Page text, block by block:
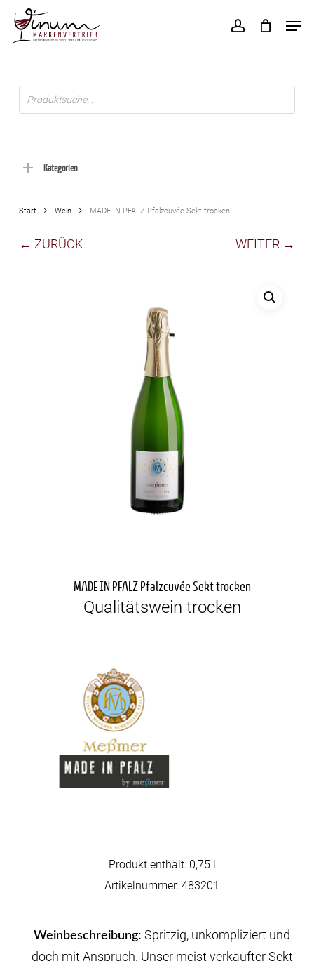
account
Products
search
Kategorien
Start Wein MADE IN PFALZ Pfalzcuvée Sekt trocken
← ZURÜCK WEITER →
MADE IN PFALZ Pfalzcuvée Sekt trocken
Qualitätswein trocken
Produkt enthält: 0,75
Artikelnummer: 483201
Weinbeschreibung: Spritzig, unkompliziert und
doch mit Anspruch. Unser meist verkaufter Sekt